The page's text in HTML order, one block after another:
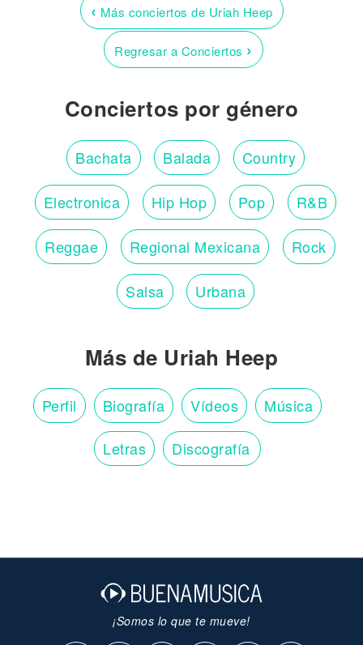
‹ Más conciertos de Uriah Heep
Regresar a Conciertos ›
Conciertos por género
Bachata Balada Country
Electronica Hip Hop Pop R&B
Reggae Regional Mexicana Rock
Salsa Urbana
Más de Uriah Heep
Perfil Biografía Vídeos Música
Letras Discografía
¡Somos lo que te mueve!